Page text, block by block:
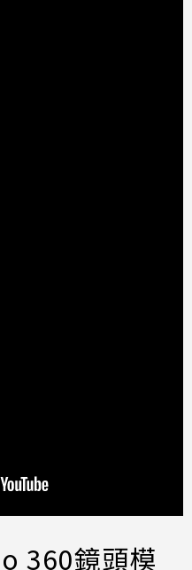
360鏡頭模